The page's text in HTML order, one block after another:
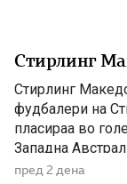
Стирлинг
Стирлинг
фудбалери на
пласираа во
Западна
заслужената
пред 2 дена